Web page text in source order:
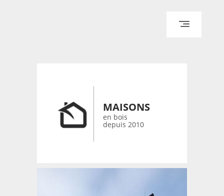
CONTACT
MAISONS
en bois
depuis 2010